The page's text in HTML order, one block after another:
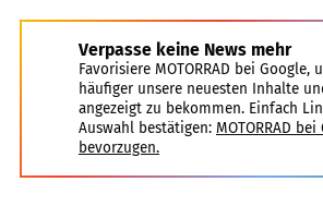
Verpasse keine News mehr
Favorisiere MOTORRAD bei Google,
häufiger unsere neuesten Inhalte
angezeigt zu bekommen. Einfach
Auswahl bestätigen: MOTORRAD
bevorzugen.